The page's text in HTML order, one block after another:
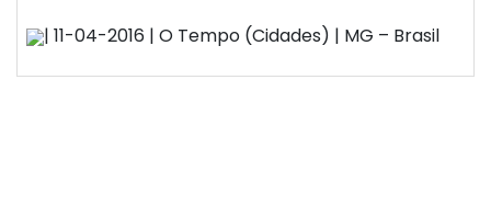
| 11-04-2016 | O Tempo (Cidades) | MG – Brasil